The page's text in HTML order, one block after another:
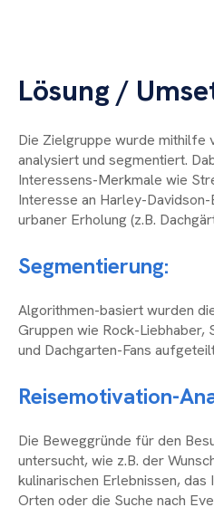
Lösung /
Die Zielgruppe wurde mithilfe
analysiert und segmentiert.
Interessens-Merkmale wie
Interesse an Harley-
urbaner Erholung (z.B.
Segmentierung:
Algorithmen-basiert wurden
Gruppen wie Rock-Liebhaber,
und Dachgarten-Fans
Reisemotivation-
Die Beweggründe für den
untersucht, wie z.B. der
kulinarischen Erlebnissen, das
Orten oder die Suche nach